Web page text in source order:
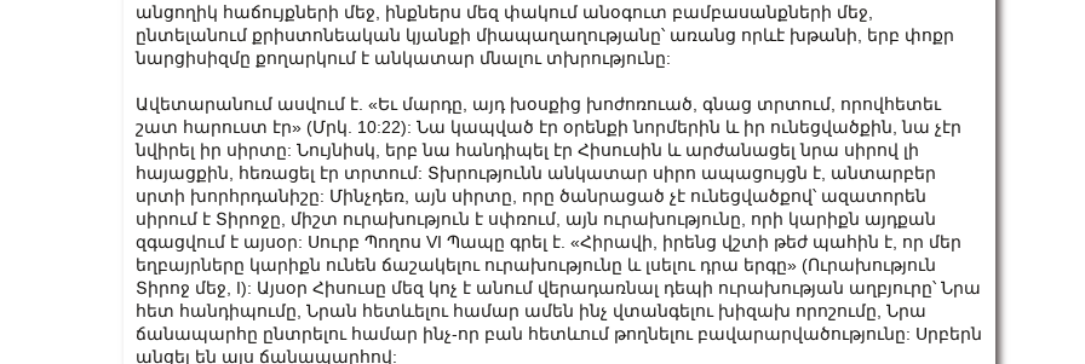
անցողիկ հաճույքների մեջ, ինքներս մեզ փակում անօգուտ բամբասանքների մեջ,
ընտելանում քրիստոնեական կյանքի միապաղաղությանը՝ առանց որևէ խթանի, երբ փոքր
նարցիսիզմը քողարկում է անկատար մնալու տխրությունը:
Ավետարանում ասվում է. «Եւ մար­դը, այդ խօսքից խո­ժո­ռուած, գնաց տր­տում, որով­հե­տեւ
շատ հա­րուստ էր» (Մրկ. 10:22): Նա կապված էր օրենքի նորմերին և իր ունեցվածքին, նա չէր
նվիրել իր սիրտը: Նույնիսկ, երբ նա հանդիպել էր Հիսուսին և արժանացել նրա սիրով լի
հայացքին, հեռացել էր տրտում: Տխրությունն անկատար սիրո ապացույցն է, անտարբեր
սրտի խորհրդանիշը: Մինչդեռ, այն սիրտը, որը ծանրացած չէ ունեցվածքով՝ ազատորեն
սիրում է Տիրոջը, միշտ ուրախություն է սփռում, այն ուրախությունը, որի կարիքն այդքան
զգացվում է այսօր: Սուրբ Պողոս VI Պապը գրել է. «Հիրավի, իրենց վշտի թեժ պահին է, որ մեր
եղբայրները կարիքն ունեն ճաշակելու ուրախությունը և լսելու դրա երգը» (Ուրախություն
Տիրոջ մեջ, I): Այսօր Հիսուսը մեզ կոչ է անում վերադառնալ դեպի ուրախության աղբյուրը՝ Նրա
հետ հանդիպումը, Նրան հետևելու համար ամեն ինչ վտանգելու խիզախ որոշումը, Նրա
ճանապարհը ընտրելու համար ինչ-որ բան հետևում թողնելու բավարարվածությունը: Սրբերն
անցել են այս ճանապարհով: